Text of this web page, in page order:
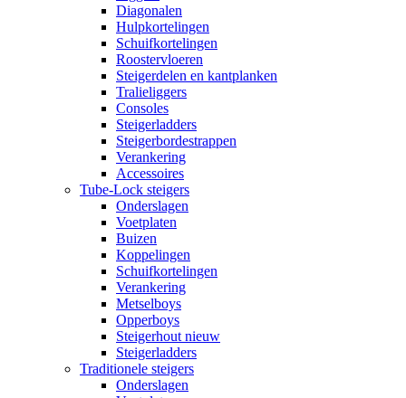
Diagonalen
Hulpkortelingen
Schuifkortelingen
Roostervloeren
Steigerdelen en kantplanken
Tralieliggers
Consoles
Steigerladders
Steigerbordestrappen
Verankering
Accessoires
Tube-Lock steigers
Onderslagen
Voetplaten
Buizen
Koppelingen
Schuifkortelingen
Verankering
Metselboys
Opperboys
Steigerhout nieuw
Steigerladders
Traditionele steigers
Onderslagen